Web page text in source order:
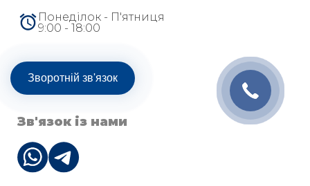
Понеділок - П'ятниця
9:00 - 18:00
Зворотній зв'язок
Зв'язок із нами